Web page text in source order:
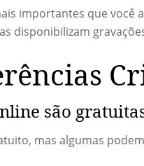
importantes que você
disponibilizam
são
mas algumas